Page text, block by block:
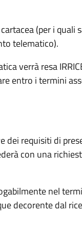
(per i quali
telematico).
verrà resa
entro i termini
dei requisiti di
con una
nel
decorente dal